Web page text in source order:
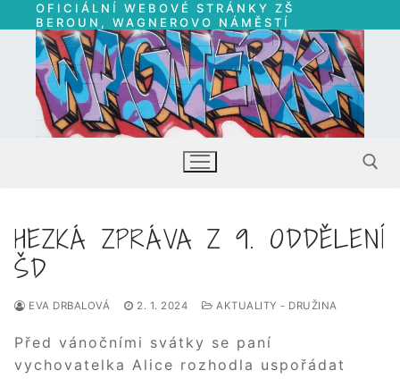
Přeskočit
na
obsah
OFICIÁLNÍ WEBOVÉ STRÁNKY ZŠ
BEROUN, WAGNEROVO NÁMĚSTÍ
Hledat:
HEZKÁ ZPRÁVA Z 9. ODDĚLENÍ
ŠD
EVA DRBALOVÁ 2. 1. 2024 AKTUALITY - DRUŽINA
Před vánočními svátky se paní
vychovatelka Alice rozhodla uspořádat